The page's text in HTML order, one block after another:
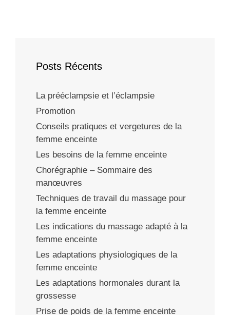
Posts Récents
La prééclampsie et l’éclampsie
Promotion
Conseils pratiques et vergetures de la
femme enceinte
Les besoins de la femme enceinte
Chorégraphie – Sommaire des
manœuvres
Techniques de travail du massage pour
la femme enceinte
Les indications du massage adapté à la
femme enceinte
Les adaptations physiologiques de la
femme enceinte
Les adaptations hormonales durant la
grossesse
Prise de poids de la femme enceinte